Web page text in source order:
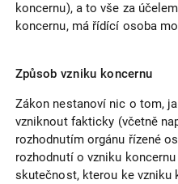
koncernu), a to vše za
koncernu, má řídící osoba
Způsob vzniku koncernu
Zákon nestanoví nic o tom,
vzniknout fakticky (včetně
rozhodnutím orgánu řízené
rozhodnutí o vzniku
skutečnost, kterou ke vzniku